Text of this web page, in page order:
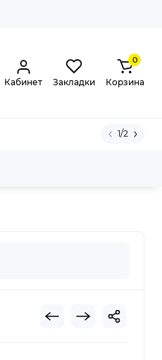
Кабинет Закладки
0
Корзина
1/2
(PS)